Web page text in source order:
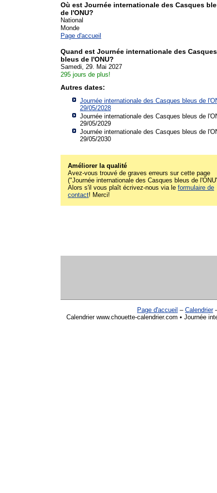
Où est Journée internationale des Casques
de l'ONU?
National
Monde
Page d'accueil
Quand est Journée internationale des Casques
bleus de l'ONU?
Samedi, 29. Mai 2027
295 jours de plus!
Autres dates:
Journée internationale des Casques bleus de
29/05/2028
Journée internationale des Casques bleus de
29/05/2029
Journée internationale des Casques bleus de
29/05/2030
Améliorer la qualité
Avez-vous trouvé de graves erreurs sur cette page
("Journée internationale des Casques bleus de
Alors s'il vous plaît écrivez-nous via le formulaire de
contact! Merci!
Page d'accueil – Calendrier
Calendrier www.chouette-calendrier.com • Journée